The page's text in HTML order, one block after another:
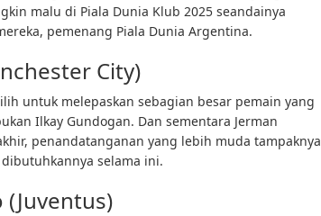
malu di Piala Dunia Klub 2025 seandainya
pemenang Piala Dunia Argentina.
City)
untuk melepaskan sebagian besar pemain yang
Ilkay Gundogan. Dan sementara Jerman
penandatanganan yang lebih muda tampaknya
selama ini.
(Juventus)